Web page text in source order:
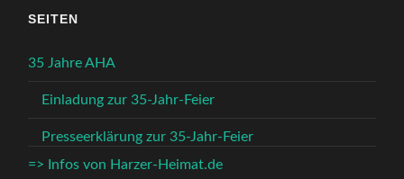
SEITEN
35 Jahre AHA
Einladung zur 35-Jahr-Feier
Presseerklärung zur 35-Jahr-Feier
=> Infos von Harzer-Heimat.de